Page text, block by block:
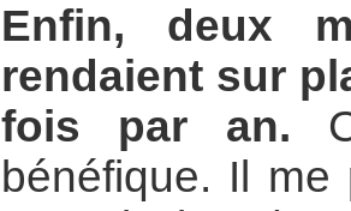
Enfin, deux
rendaient sur
fois par an.
bénéfique. Il me